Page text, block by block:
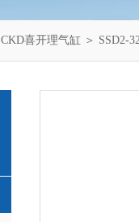
CKD喜开理气缸 ＞ SSD2-